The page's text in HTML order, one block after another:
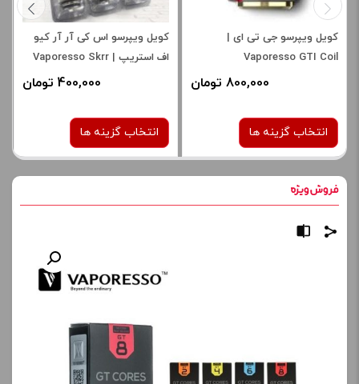
کویل ویپرسو جی تی ای |
Vaporesso GTI Coil
800,000 تومان
انتخاب گزینه ها
نوع کویل :
0.2 اهم مش کویل
محصول را از کادر بالا انتخاب
کویل ویپرسو اس کی آر آر کیو
اف استریپ | Vaporesso Skrr
400,000 تومان
انتخاب گزینه ها
برای فعال شدن سبد خرید و
محصول را از کادر بالا انتخاب